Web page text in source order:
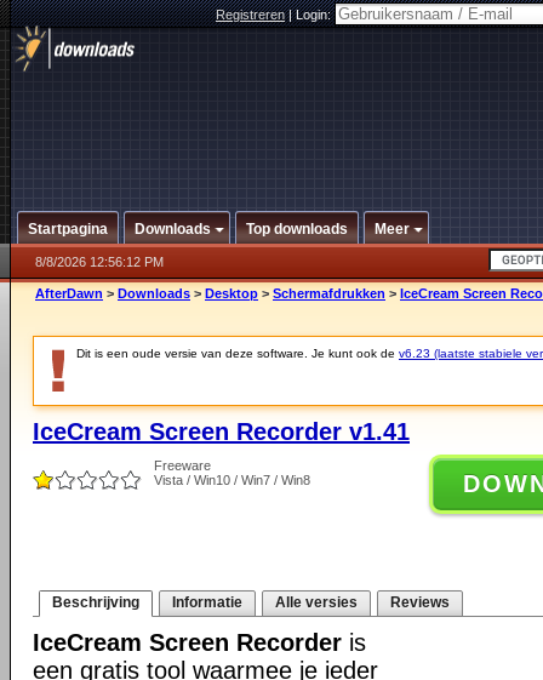
Registreren|Login:
Startpagina Downloads Top downloads Meer
8/8/2026 12:56:12 PM
AfterDawn > Downloads > Desktop > Schermafdrukken > IceCream Screen
Dit is een oude versie van deze software. Je kunt ook de v6.23 (laatste stabiele
IceCream Screen Recorder v1.41
Freeware
Vista / Win10 / Win7 / Win8
Beschrijving Informatie Alle versies Reviews
IceCream Screen Recorder is
een gratis tool waarmee je ieder